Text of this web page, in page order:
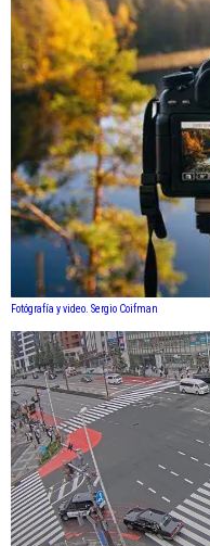
Fotógrafía y video. Sergio Coifman